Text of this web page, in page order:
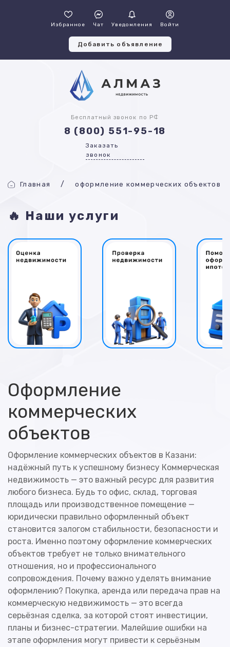
Избранное Чат Уведомления Войти
Добавить объявление
Бесплатный звонок по РФ
8 (800) 551-95-18
Заказать
звонок
Главная оформление коммерческих объектов
🔥 Наши услуги
Оформление
коммерческих
объектов
Оформление коммерческих объектов в Казани:
надёжный путь к успешному бизнесу Коммерческая
недвижимость — это важный ресурс для развития
любого бизнеса. Будь то офис, склад, торговая
площадь или производственное помещение —
юридически правильно оформленный объект
становится залогом стабильности, безопасности и
роста. Именно поэтому оформление коммерческих
объектов требует не только внимательного
отношения, но и профессионального
сопровождения. Почему важно уделять внимание
оформлению? Покупка, аренда или передача прав на
коммерческую недвижимость — это всегда
серьёзная сделка, за которой стоят инвестиции,
планы и бизнес-стратегии. Малейшие ошибки на
этапе оформления могут привести к серьёзным